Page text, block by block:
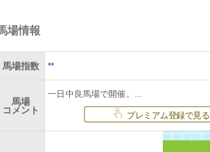
場情報
馬場指数 **
馬場
コメント
一日中良馬場で開催。...
プレミアム登録で見る